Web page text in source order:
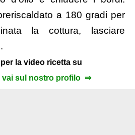
a 180 gradi per
la cottura, lasciare
la video ricetta su
vai sul nostro profilo ⇒